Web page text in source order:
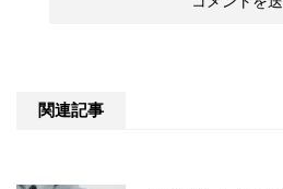
関連記事